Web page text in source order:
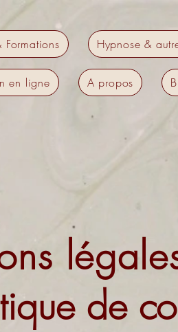
Hypnose &
en ligne A propos
de